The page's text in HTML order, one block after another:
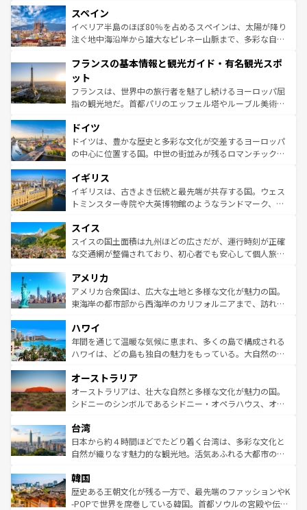
ろん、トスカーナの美しい田園風景やアマルフィ海岸の絶
景など、自然景観も見逃せない。観光の合間には、本場の
ピザやパスタなど、絶品のイタリア料理を堪能することも
ませてくれるイタリアで、忘れられない旅をしてみよう！
なお、新着のイタリア情報は
しい。
スペイン
イベリア半島のほぼ80％を占めるスペインは、太陽が降り
注ぐ地中海沿岸から雄大なピレネー山脈まで、多彩な自然
文化が根付くこの国では、情熱的なフラメンコ、熱気あふ
れる闘牛、そして美味しいタパスが生活の一部となってい
る。首都マドリードの洗練された雰囲気や、バルセロナの
アートに溢れた街角から、地方では古代ローマ遺跡や中世
せる。地方によって風土や気候が異なるスペインはその個
性で訪れる人を魅了する。 なお、新着のスペイン情報は コ
ンテンツ一覧を参照してほしい。
フランスの基本情報と観光ガイド・有名観光スポ
ット
フランスは、世界中の旅行者を魅了し続けるヨーロッパ屈
指の観光地だ。首都パリのエッフェル塔やルーブル美術館
で、幅広い魅力が詰まっている。華麗な宮殿、歴史的な大
聖堂、美しいビーチ、そして豊かな自然が、訪れる者を心
から魅了する。また、フランスは美食の国としても知ら
いる。シャンパンの発祥地であるランス、プロヴァンスの
香り高いラベンダー畑など、多彩な楽しみ方が可能だ。さ
らに、パリ以外の地域にも魅力が溢れており、どの街角に
れる地方に足を運ぶとそれぞれで全く異なる文化を体験で
きるだろう。 なお、新着のフランス情報はコンテンツ一覧
を参照してほしい。
ドイツ
ドイツは、豊かな歴史と多彩な文化が交差するヨーロッパ
の中心に位置する国。中世の街並みが残るロマンチック街
顔を持つこの国は、どこを歩いても飽きることがない。ベ
ルリンの文化的活気、バイエルン州のアルプスの絶景、そ
してライン川沿いのワイン畑といった風景は必見。ビール
は、お酒好きな人にはぜひ体験してほしい。 なお、新着の
ドイツ情報はコンテンツ一覧を参照してほしい。
イギリス
イギリスは、古きよき伝統と最先端が共存する国。ウェス
トミンスター寺院や大英博物館のようなランドマーク、歴
リアごとに異なる魅力がある。また、優雅なアフタヌーン
ティー、ビール好きにはたまらない英国パブ、サッカー観
戦など、本場だからこそできる体験も豊富。イギリスを旅
ンツ一覧を参照してほしい。
スイス
スイスの国土面積は九州ほどの広さだが、運行時刻が正確
な交通網が整備されており、初心者でも安心して個人旅行
の建物がそのまま残る町や、スイスならではのユニークな
博物館もあり、アルプス観光だけでなく町歩きも満喫する
ことができる。国民の所得が高いため物価も高いが、旅行
ば市内交通費無料で観光を楽しむこともできる。 なお、新
着のスイス情報はコンテンツ一覧 を参照してほしい。
アメリカ
アメリカ合衆国は、広大な土地と多様な文化が魅力の国。
東海岸の都市部から西海岸のカリフォルニアまで、訪れる
のような巨大都市は、観光、ショッピング、エンターテイ
ンメントが詰まった刺激的なスポットだ。一方、アメリカ
西部には大自然が広がり、グランドキャニオンやイエロー
部のニューオーリンズでは、音楽と美食が融合した独特の
文化が魅力。旅行者はアメリカの各地域で異なる魅力を楽
しみながら、その多様性と豊かな歴史を感じることができ
ならではの贅沢な旅のスタイルだ。 なお、新着のアメリカ
情報はコンテンツ一覧を参照してほしい。
ハワイ
年間を通じて温暖な気候に恵まれ、多くの島で構成される
ハワイは、どの島も独自の魅力をもっている。大自然の神
ワイ島は見逃せない。また、定番の観光地といえばオアフ
島だが、静かな自然を求めるならマウイ島やカウアイ島が
おすすめ。エメラルドグリーンに輝く海をはじめ、豊かな
れるおもてなしの心で訪れる人々を迎えてくれるハワイの
人々、おいしいローカルフードやハワイアンミュージッ
ク、伝統的なフラダンスなど、すべてがハワイの魅力を彩
ワイを、存分に味わってほしい。 なお、新着のハワイ情報
はコンテンツ一覧を参照してほしい。
オーストラリア
オーストラリアは、壮大な自然と多様な文化が魅力の国。
シドニーのシンボルであるシドニー・オペラハウス、オー
リアリーフや大陸中央部にそびえるウルル（エアーズロッ
ク）、タスマニアの美しい原生林やケアンズの熱帯雨林な
ど、見どころがたくさん。また、カフェやワイン、オージ
いる。アクティビティも充実しており、サーフィンやダイ
ビング、ハイキングなど、アウトドア好きにはたまらな
い。オーストラリアの多彩な魅力を存分に味わいつくそ
台湾
日本から約４時間ほどでたどり着く台湾は、多彩な文化と
自然が織りなす魅力的な観光地。活気あふれる大都市の台
ン）、静ひつな山岳地帯である台湾東部など、都市の喧騒
と山間の静けさが共存しており、訪れる人に新しい発見と
驚きをもたらしてくれる。また、奥深い台湾の食文化も魅
韓国
歴史ある王朝文化が残る一方で、最先端のファッションやK
-POPで世界を席巻している韓国。首都ソウルの宮殿や伝統